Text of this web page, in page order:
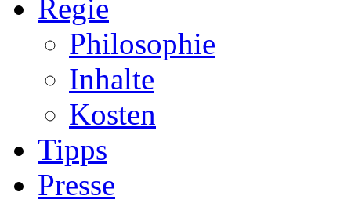
Regie
Philosophie
Inhalte
Kosten
Tipps
Presse